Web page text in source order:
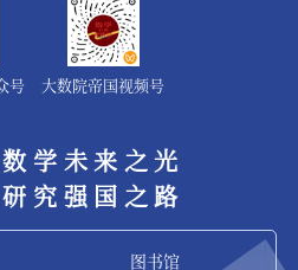
号 大数院帝国视频号
学未来之光
究强国之路
图书馆